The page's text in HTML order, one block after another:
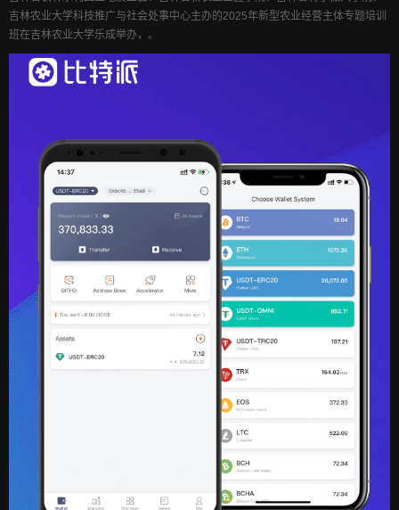
吉林农业大学科技推广与社会处事中心主办的2025年新型农业经营主体专题培训
班在吉林农业大学乐成举办，。